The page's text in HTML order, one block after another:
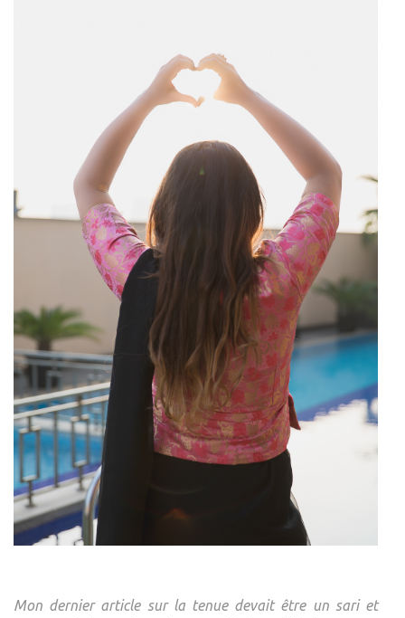
Mon dernier article sur la tenue devait être un sari et